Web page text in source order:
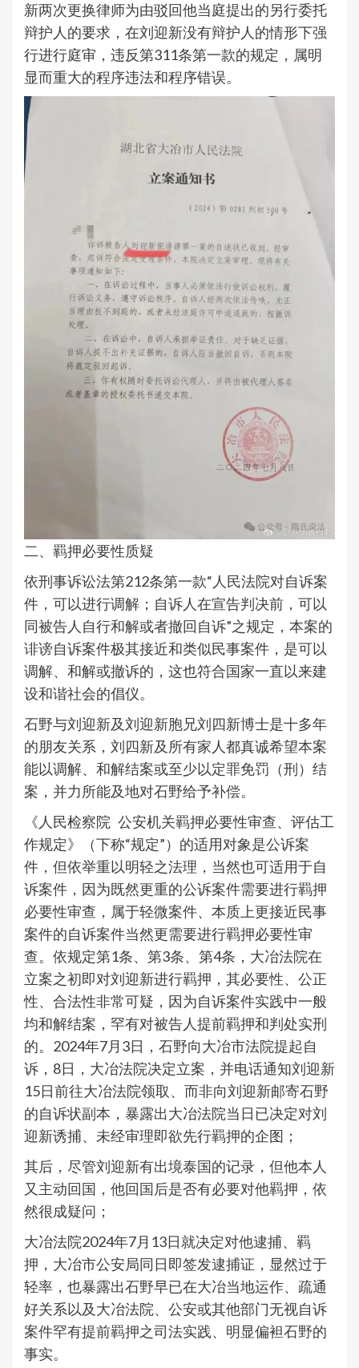
新两次更换律师为由驳回他当庭提出的另行委托
辩护人的要求，在刘迎新没有辩护人的情形下强
行进行庭审，违反第311条第一款的规定，属明
显而重大的程序违法和程序错误。
二、羁押必要性质疑
依刑事诉讼法第212条第一款“人民法院对自诉案
件，可以进行调解；自诉人在宣告判决前，可以
同被告人自行和解或者撤回自诉”之规定，本案的
诽谤自诉案件极其接近和类似民事案件，是可以
调解、和解或撤诉的，这也符合国家一直以来建
设和谐社会的倡仪。
石野与刘迎新及刘迎新胞兄刘四新博士是十多年
的朋友关系，刘四新及所有家人都真诚希望本案
能以调解、和解结案或至少以定罪免罚（刑）结
案，并力所能及地对石野给予补偿。
《人民检察院 公安机关羁押必要性审查、评估工
作规定》（下称“规定”）的适用对象是公诉案
件，但依举重以明轻之法理，当然也可适用于自
诉案件，因为既然更重的公诉案件需要进行羁押
必要性审查，属于轻微案件、本质上更接近民事
案件的自诉案件当然更需要进行羁押必要性审
查。依规定第1条、第3条、第4条，大冶法院在
立案之初即对刘迎新进行羁押，其必要性、公正
性、合法性非常可疑，因为自诉案件实践中一般
均和解结案，罕有对被告人提前羁押和判处实刑
的。2024年7月3日，石野向大冶市法院提起自
诉，8日，大冶法院决定立案，并电话通知刘迎新
15日前往大冶法院领取、而非向刘迎新邮寄石野
的自诉状副本，暴露出大冶法院当日已决定对刘
迎新诱捕、未经审理即欲先行羁押的企图；
其后，尽管刘迎新有出境泰国的记录，但他本人
又主动回国，他回国后是否有必要对他羁押，依
然很成疑问；
大冶法院2024年7月13日就决定对他逮捕、羁
押，大冶市公安局同日即签发逮捕证，显然过于
轻率，也暴露出石野早已在大冶当地运作、疏通
好关系以及大冶法院、公安或其他部门无视自诉
案件罕有提前羁押之司法实践、明显偏袒石野的
事实。